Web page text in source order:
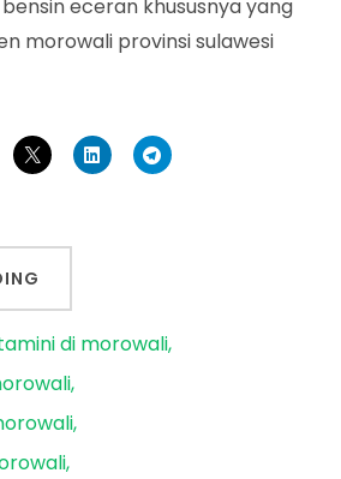
eceran khususnya yang
morowali provinsi sulawesi
di morowali